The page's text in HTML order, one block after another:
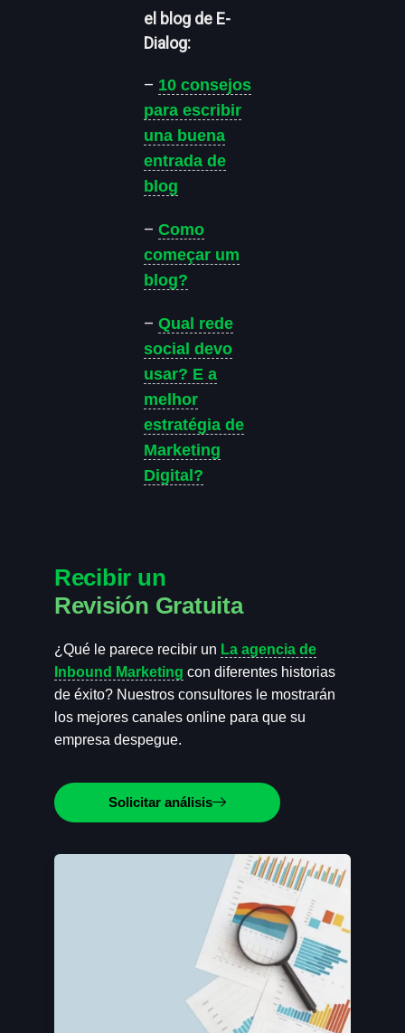
el blog de E-
Dialog:
– 10 consejos
para escribir
una buena
entrada de
blog
–Como
começar um
blog?
–Qual rede
social devo
usar? E a
melhor
estratégia de
Marketing
Digital?
Recibir un
Revisión Gratuita
¿Qué le parece recibir un La agencia de
Inbound Marketing con diferentes historias
de éxito? Nuestros consultores le mostrarán
los mejores canales online para que su
empresa despegue.
Solicitar análisis